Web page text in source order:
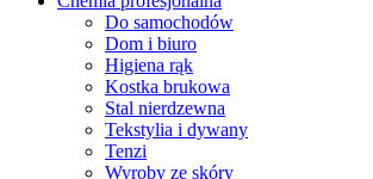
Do samochodów
Dom i biuro
Higiena rąk
Kostka brukowa
Stal nierdzewna
Tekstylia i dywany
Tenzi
Wyroby ze skóry